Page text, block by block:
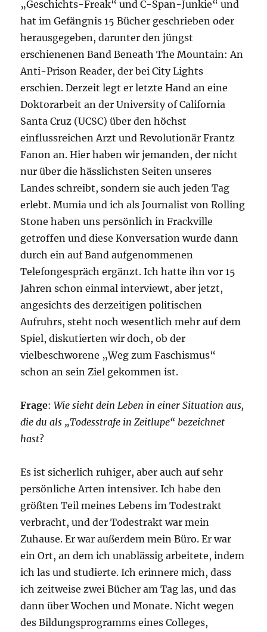
„Geschichts-Freak“ und C-Span-Junkie“ und
hat im Gefängnis 15 Bücher geschrieben oder
herausgegeben, darunter den jüngst
erschienenen Band Beneath The Mountain: An
Anti-Prison Reader, der bei City Lights
erschien. Derzeit legt er letzte Hand an eine
Doktorarbeit an der University of California
Santa Cruz (UCSC) über den höchst
einflussreichen Arzt und Revolutionär Frantz
Fanon an. Hier haben wir jemanden, der nicht
nur über die hässlichsten Seiten unseres
Landes schreibt, sondern sie auch jeden Tag
erlebt. Mumia und ich als Journalist von Rolling
Stone haben uns persönlich in Frackville
getroffen und diese Konversation wurde dann
durch ein auf Band aufgenommenen
Telefongespräch ergänzt. Ich hatte ihn vor 15
Jahren schon einmal interviewt, aber jetzt,
angesichts des derzeitigen politischen
Aufruhrs, steht noch wesentlich mehr auf dem
Spiel, diskutierten wir doch, ob der
vielbeschworene „Weg zum Faschismus“
schon an sein Ziel gekommen ist.
Frage:Wie sieht dein Leben in einer Situation aus,
die du als „Todesstrafe in Zeitlupe“ bezeichnet
hast?
Es ist sicherlich ruhiger, aber auch auf sehr
persönliche Arten intensiver. Ich habe den
größten Teil meines Lebens im Todestrakt
verbracht, und der Todestrakt war mein
Zuhause. Er war außerdem mein Büro. Er war
ein Ort, an dem ich unablässig arbeitete, indem
ich las und studierte. Ich erinnere mich, dass
ich zeitweise zwei Bücher am Tag las, und das
dann über Wochen und Monate. Nicht wegen
des Bildungsprogramms eines Colleges,